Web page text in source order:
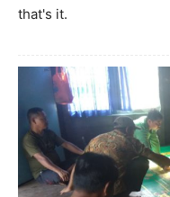
that's it.